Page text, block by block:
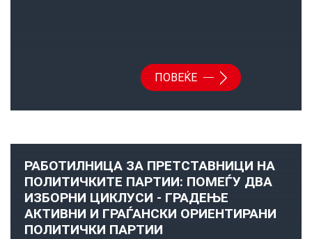
ПОВЕЌЕ
РАБОТИЛНИЦА ЗА ПРЕТСТАВНИЦИ НА
ПОЛИТИЧКИТЕ ПАРТИИ: ПОМЕЃУ ДВА
ИЗБОРНИ ЦИКЛУСИ - ГРАДЕЊЕ
АКТИВНИ И ГРАЃАНСКИ ОРИЕНТИРАНИ
ПОЛИТИЧКИ ПАРТИИ